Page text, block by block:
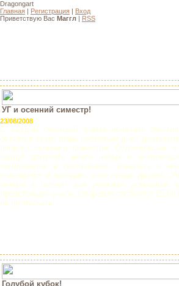
Dragongart
Главная | Регистрация | Вход
Приветствую Вас Маггл | RSS
УГ и осенний симестр!
23/08/2008
С каждой секундой время исчезает
остается всего лишь несколько дней до
первого осеннего симестра! Отдохнувшие
начнут получать много новых и
чемпионатах и состязаниях, попадать в
знакомится и находить себе новых
лекции и готовят для учеников домашние
предстоящей учебе. Собрание состоится
не пропускать!
Голубой кубок!